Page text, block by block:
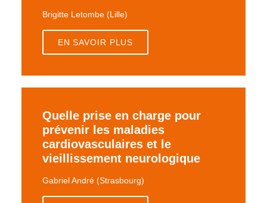
Brigitte Letombe (Lille)
EN SAVOIR PLUS
Quelle prise en charge pour
prévenir les maladies
cardiovasculaires et le
vieillissement neurologique
Gabriel André (Strasbourg)